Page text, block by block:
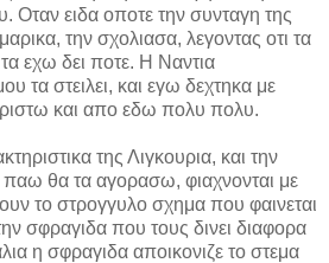
Οταν ειδα οποτε την συνταγη της
την σχολιασα, λεγοντας οτι τα
εχω δει ποτε. Η Ναντια
τα στειλει, και εγω δεχτηκα με
και απο εδω πολυ πολυ.
της Λιγκουρια, και την
θα τα αγορασω, φιαχνονται με
το στρογγυλο σχημα που φαινεται
σφραγιδα που τους δινει διαφορα
η σφραγιδα αποικονιζε το στεμα